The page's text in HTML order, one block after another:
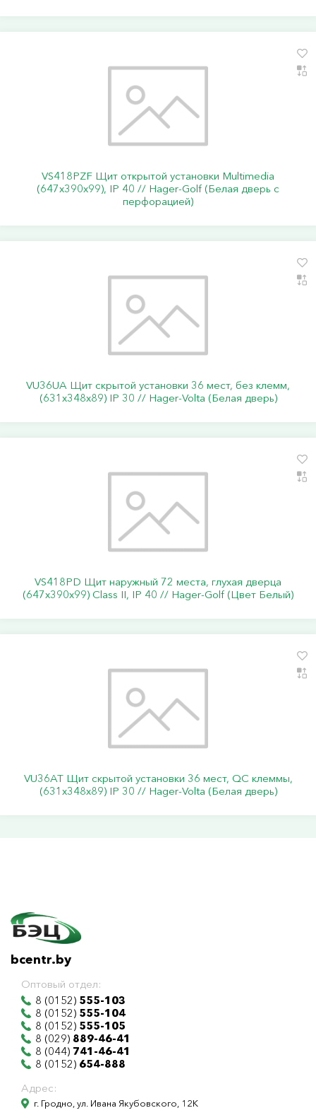
VS418PZF Щит открытой установки Multimedia
(647х390х99), IP 40 // Hager-Golf (Белая дверь с
перфорацией)
VU36UA Щит скрытой установки 36 мест, без клемм,
(631х348х89) IP 30 // Hager-Volta (Белая дверь)
VS418PD Щит наружный 72 места, глухая дверца
(647х390х99) Class II, IP 40 // Hager-Golf (Цвет Белый)
VU36AT Щит скрытой установки 36 мест, QC клеммы,
(631х348х89) IP 30 // Hager-Volta (Белая дверь)
bcentr.by
Оптовый отдел:
8 (0152) 555-103
8 (0152) 555-104
8 (0152) 555-105
8 (029) 889-46-41
8 (044) 741-46-41
8 (0152) 654-888
Адрес:
г. Гродно, ул. Ивана Якубовского, 12К